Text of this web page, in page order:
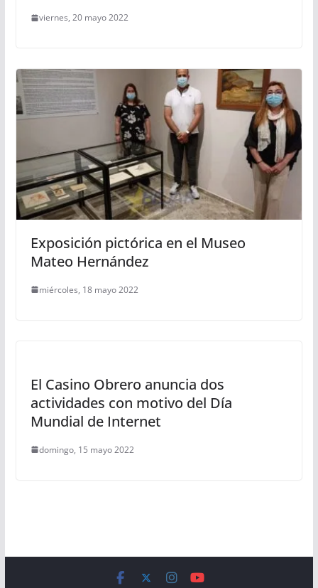
viernes, 20 mayo 2022
Exposición pictórica en el Museo
Mateo Hernández
miércoles, 18 mayo 2022
El Casino Obrero anuncia dos
actividades con motivo del Día
Mundial de Internet
domingo, 15 mayo 2022